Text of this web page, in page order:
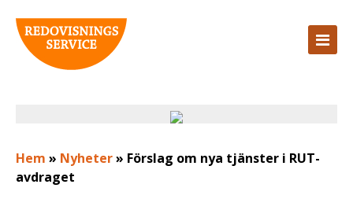
Hem » Nyheter» Förslag om nya tjänster i RUT-
avdraget